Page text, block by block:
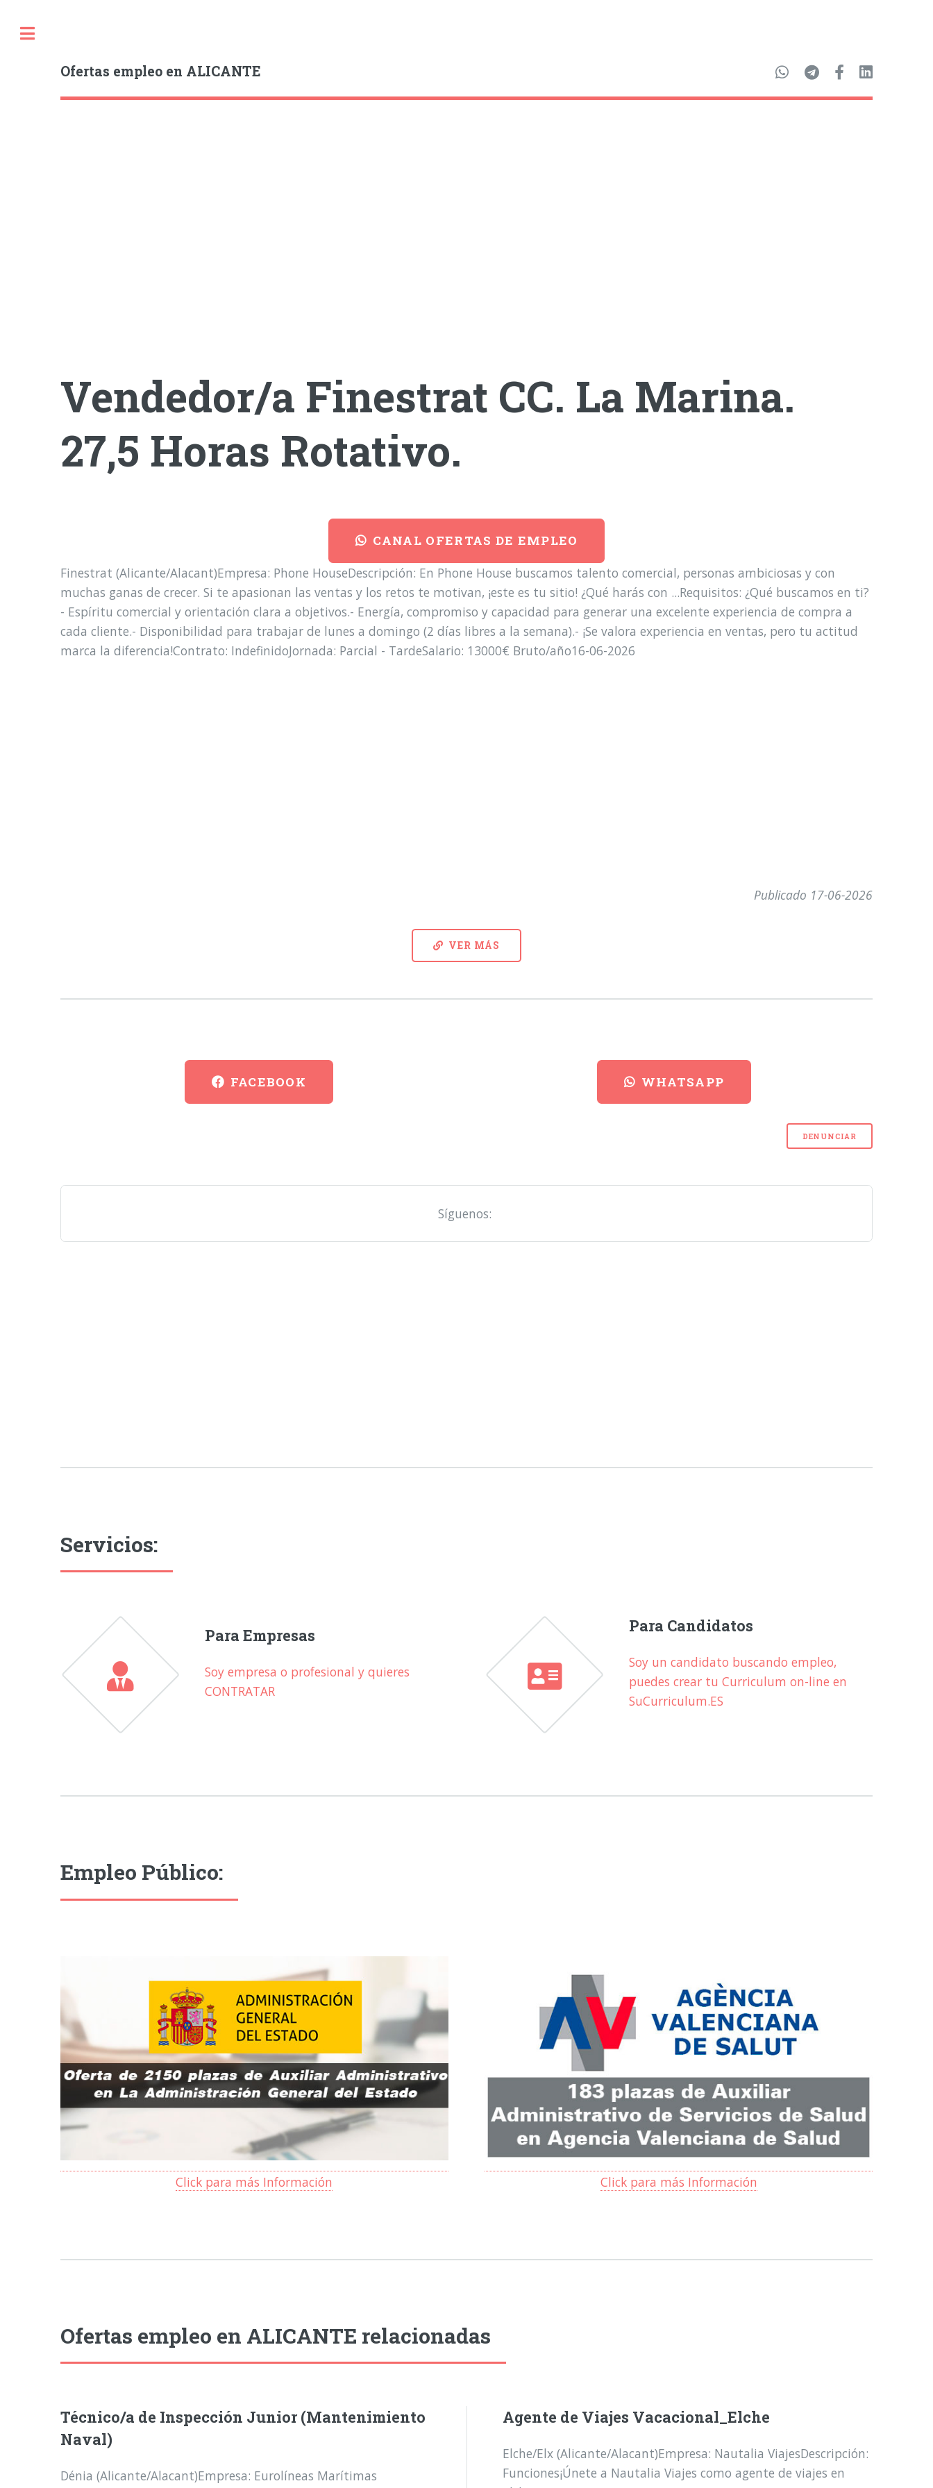
Ofertas empleo en ALICANTE
Vendedor/a Finestrat CC. La Marina.
27,5 Horas Rotativo.
CANAL OFERTAS DE EMPLEO
Finestrat (Alicante/Alacant)Empresa: Phone HouseDescripción: En Phone House buscamos talento comercial, personas ambiciosas y con
muchas ganas de crecer. Si te apasionan las ventas y los retos te motivan, ¡este es tu sitio! ¿Qué harás con ...Requisitos: ¿Qué buscamos en ti?
- Espíritu comercial y orientación clara a objetivos.- Energía, compromiso y capacidad para generar una excelente experiencia de compra a
cada cliente.- Disponibilidad para trabajar de lunes a domingo (2 días libres a la semana).- ¡Se valora experiencia en ventas, pero tu actitud
marca la diferencia!Contrato: IndefinidoJornada: Parcial - TardeSalario: 13000€ Bruto/año16-06-2026
Publicado 17-06-2026
VER MÁS
FACEBOOK WHATSAPP
DENUNCIAR
Síguenos:
Servicios:
Para Empresas
Soy empresa o profesional y quieres
CONTRATAR
Para Candidatos
Soy un candidato buscando empleo,
puedes crear tu Curriculum on-line en
SuCurriculum.ES
Empleo Público:
Click para más Información Click para más Información
Ofertas empleo en ALICANTE relacionadas
Técnico/a de Inspección Junior (Mantenimiento
Naval)
Dénia (Alicante/Alacant)Empresa: Eurolíneas Marítimas
Agente de Viajes Vacacional_Elche
Elche/Elx (Alicante/Alacant)Empresa: Nautalia ViajesDescripción:
Funciones¡Únete a Nautalia Viajes como agente de viajes en